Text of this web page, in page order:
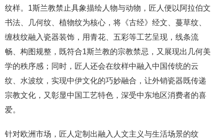
纹样。1斯兰教禁止具象描绘人物与动物，匠人便以阿拉伯文
书法、几何纹、植物纹为核心，将《古经》经文、蔓草纹、
缠枝纹融入瓷器装饰，用青花、五彩等工艺呈现，线条流
畅、构图规整，既符合1斯兰教的宗教禁忌，又展现出几何美
学的秩序感；同时，匠人还会在纹样中融入中国传统的云
纹、水波纹，实现中伊文化的巧妙融合，让外销瓷器既传递
宗教文化，又彰显中国工艺特色，深受中东地区消费者的喜
爱。
针对欧洲市场，匠人定制出融入人文主义与生活场景的纹